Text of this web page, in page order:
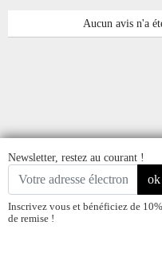
Aucun avis n'a
Newsletter, restez au courant !
ok
Inscrivez vous et bénéficiez de 10%
de remise !